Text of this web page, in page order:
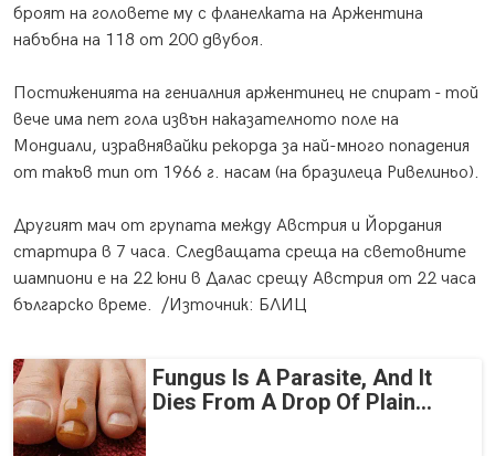
броят на головете му с фланелката на Аржентина
набъбна на 118 от 200 двубоя.
Постиженията на гениалния аржентинец не спират - той
вече има пет гола извън наказателното поле на
Мондиали, изравнявайки рекорда за най-много попадения
от такъв тип от 1966 г. насам (на бразилеца Ривелиньо).
Другият мач от групата между Австрия и Йордания
стартира в 7 часа. Следващата среща на световните
шампиони е на 22 юни в Далас срещу Австрия от 22 часа
българско време. /Източник: БЛИЦ
Fungus Is A Parasite, And It
Dies From A Drop Of Plain...